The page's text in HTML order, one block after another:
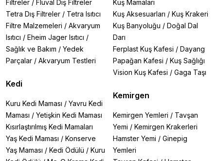
Filtreler / Fluval Dış Filtreler
Tetra Dış Filtreler / Tetra Isıtıcı
Filtre Malzemeleri / Akvaryum
Isıtıcı / Eheim Jager Isıtıcı /
Sağlık ve Bakım / Yedek
Parçalar / Akvaryum Testleri
Kedi
Kuru Kedi Maması / Yavru Kedi
Maması / Yetişkin Kedi Maması
Kısırlaştırılmış Kedi Mamaları
Yaş Kedi Maması / Konserve
Yaş Maması / Kedi Ödülü / Kuru
Kuş Mamaları
Kuş Aksesuarları / Kuş Krakeri
Kuş Banyoluğu / Doğal Dal
Darı
Ferplast Kuş Kafesi / Dayang
Papağan Kafesi / Kuş Sağlığı
Vision Kuş Kafesi / Gaga Taşı
Kemirgen
Kemirgen Yemleri / Tavşan
Yemi / Kemirgen Krakerleri
Hamster Yemi / Ginepig
Yemleri